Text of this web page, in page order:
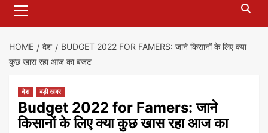
Menu
HOME देश
BUDGET 2022 FOR FAMERS: जाने किसानों के लिए क्या
कुछ खास रहा आज का बजट
देश बड़ी खबर
Budget 2022 for Famers: जाने
किसानों के लिए क्या कुछ खास रहा आज का